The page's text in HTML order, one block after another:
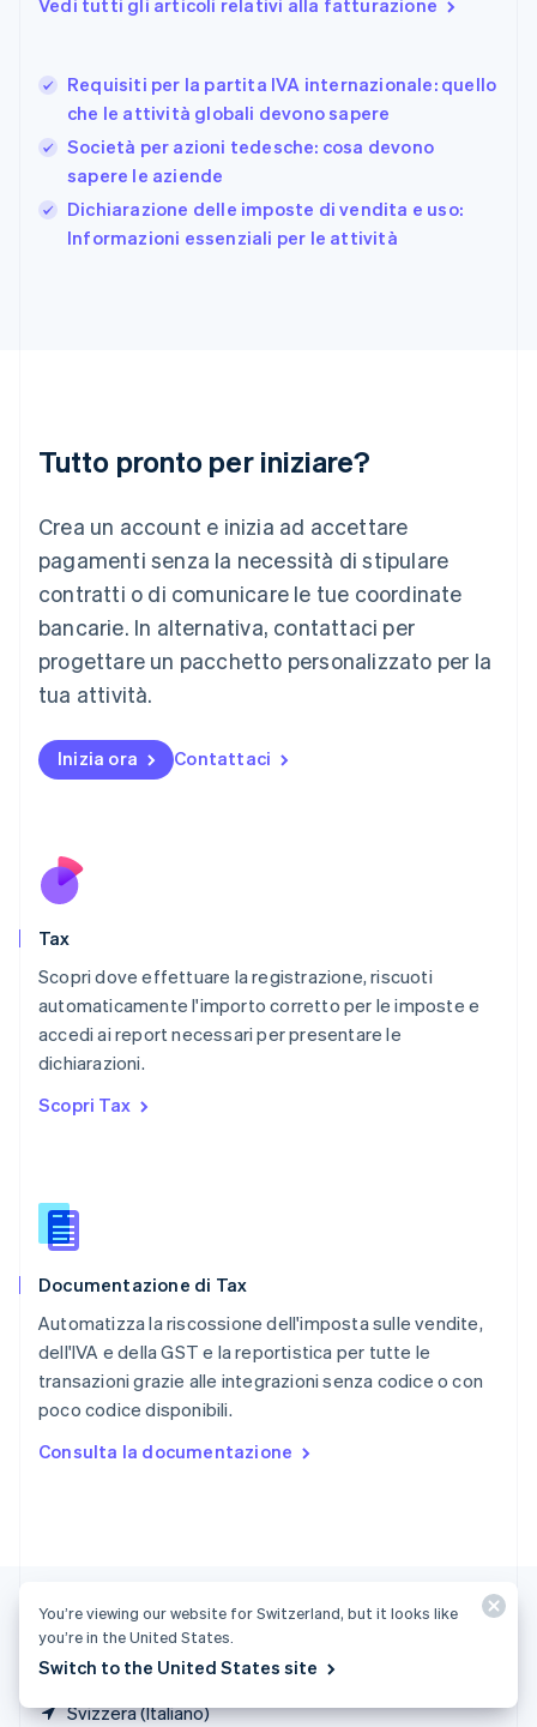
Vedi tutti gli articoli relativi alla fatturazione
Requisiti per la partita IVA internazionale: quello
che le attività globali devono sapere
Società per azioni tedesche: cosa devono
sapere le aziende
Dichiarazione delle imposte di vendita e uso:
Informazioni essenziali per le attività
Tutto pronto per iniziare?
Crea un account e inizia ad accettare
pagamenti senza la necessità di stipulare
contratti o di comunicare le tue coordinate
bancarie. In alternativa, contattaci per
progettare un pacchetto personalizzato per la
tua attività.
Inizia ora Contattaci
Tax
Scopri dove effettuare la registrazione, riscuoti
automaticamente l'importo corretto per le imposte e
accedi ai report necessari per presentare le
dichiarazioni.
Scopri Tax
Documentazione di Tax
Automatizza la riscossione dell'imposta sulle vendite,
dell'IVA e della GST e la reportistica per tutte le
transazioni grazie alle integrazioni senza codice o con
poco codice disponibili.
Consulta la documentazione
Svizzera (Italiano)
Francia
Français English
Germania
DeutschEnglish
Giappone
Gibilterra
English
Lettonia
English
DeutschEnglish
Lituania
Français DeutschEnglish
Malaysia
English 简体中文
Malta
Messico
EspañolEnglish
English
Paesi Bassi
English
Portogallo
RAS di Hong Kong, Cina
English简体中文
Regno Unito
English
English
Singapore
Slovacchia
English
Slovenia
Spagna
EspañolEnglish
English Español简体中文
ไทย English
Ungheria
You’re viewing our website for Switzerland, but it looks like
you’re in the United States.
Switch to the United States site